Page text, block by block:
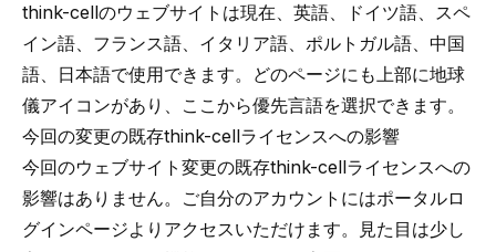
think-cellのウェブサイトは現在、英語、ドイツ語、スペ
イン語、フランス語、イタリア語、ポルトガル語、中国
語、日本語で使用できます。どのページにも上部に地球
儀アイコンがあり、ここから優先言語を選択できます。
今回の変更の既存think-cellライセンスへの影響
今回のウェブサイト変更の既存think-cellライセンスへの
影響はありません。ご自分のアカウントにはポータルロ
グインページよりアクセスいただけます。見た目は少し